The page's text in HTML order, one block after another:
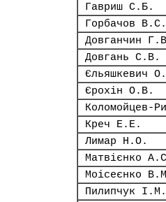
Гавриш С.Б.
Горбачов В.С.
Довганчин
Довгань С.В.
Єльяшкевич
Єрохін О.В.
Коломойцев-
Креч Е.Е.
Лимар Н.О.
Матвієнко
Моісеєнко
Пилипчук І.М.